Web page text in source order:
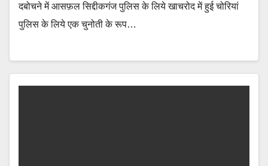
दबोचने में आसफ़ल सिद्दीकगंज पुलिस के लिये खाचरोद में हुई चोरियां
पुलिस के लिये एक चुनोती के रूप…